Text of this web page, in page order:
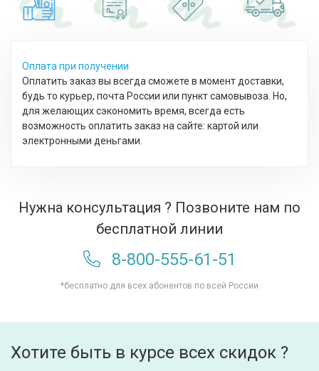
Оплата при получении
Оплатить заказ вы всегда сможете в момент доставки,
будь то курьер, почта России или пункт самовывоза. Но,
для желающих сэкономить время, всегда есть
возможность оплатить заказ на сайте: картой или
электронными деньгами.
Нужна консультация ? Позвоните нам по
бесплатной линии
8-800-555-61-51
*бесплатно для всех абонентов по всей России
Хотите быть в курсе всех скидок ?